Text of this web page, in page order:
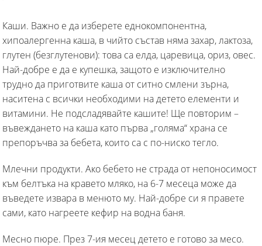
Каши. Важно е да изберете еднокомпонентна,
хипоалергенна каша, в чийто състав няма захар, лактоза,
глутен (безглутенови): това са елда, царевица, ориз, овес.
Най-добре е да е купешка, защото е изключително
трудно да приготвите каша от ситно смлени зърна,
наситена с всички необходими на детето елементи и
витамини. Не подсладявайте кашите! Ще повторим –
въвеждането на каша като първа „голяма“ храна се
препоръчва за бебета, които са с по-ниско тегло.
Млечни продукти. Ако бебето не страда от непоносимост
към белтъка на кравето мляко, на 6-7 месеца може да
въведете извара в менюто му. Най-добре си я правете
сами, като нагреете кефир на водна баня.
Месно пюре. През 7-ия месец детето е готово за месо.